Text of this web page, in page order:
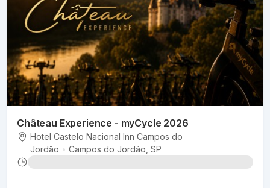
Château Experience - myCycle 2026
Hotel Castelo Nacional Inn Campos do
Jordão • Campos do Jordão , SP